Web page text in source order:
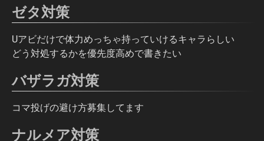
ゼタ対策
Uアビだけで体力めっちゃ持っていけるキャラらしい
どう対処するかを優先度高めで書きたい
バザラガ対策
コマ投げの避け方募集してます
ナルメア対策